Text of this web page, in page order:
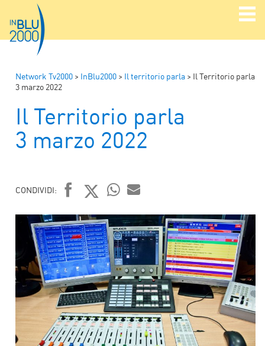
Network Tv2000 > InBlu2000 > Il territorio parla > Il Territorio parla
3 marzo 2022
Il Territorio parla
3 marzo 2022
CONDIVIDI:
FACEBOOK
TWITTER
WHATSAPP
MAIL